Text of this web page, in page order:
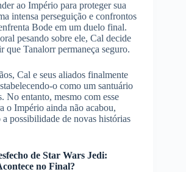
ao Império para proteger sua
intensa perseguição e confrontos
Bode em um duelo final.
pesando sobre ele, Cal decide
que Tanalorr permaneça seguro.
Cal e seus aliados finalmente
o como um santuário
No entanto, mesmo com esse
o Império ainda não acabou,
possibilidade de novas histórias
de Star Wars Jedi:
no Final?